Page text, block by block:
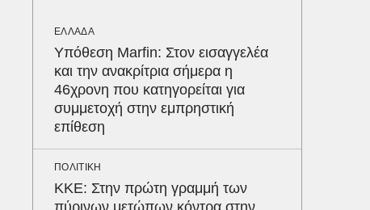
ΕΛΛΑΔΑ
Υπόθεση Marfin: Στον εισαγγελέα
και την ανακρίτρια σήμερα η
46χρονη που κατηγορείται για
συμμετοχή στην εμπρηστική
επίθεση
ΠΟΛΙΤΙΚΗ
ΚΚΕ: Στην πρώτη γραμμή των
πύρινων μετώπων κόντρα στην